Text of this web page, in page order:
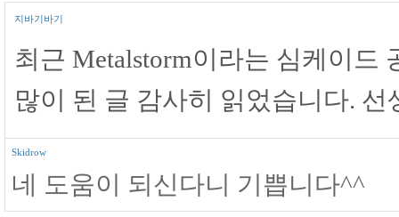
지바기바기
최근 Metalstorm이라는 심케이드
많이 된 글 감사히 읽었습니다.
Skidrow
네 도움이 되신다니 기쁩니다^^